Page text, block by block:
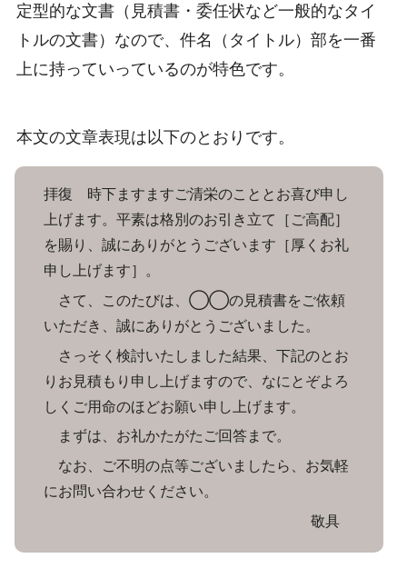
定型的な文書（見積書・委任状など一般的なタイ
トルの文書）なので、件名（タイトル）部を一番
上に持っていっているのが特色です。
本文の文章表現は以下のとおりです。
拝復 時下ますますご清栄のこととお喜び申し
上げます。平素は格別のお引き立て［ご高配］
を賜り、誠にありがとうございます［厚くお礼
申し上げます］。
さて、このたびは、◯◯の見積書をご依頼
いただき、誠にありがとうございました。
さっそく検討いたしました結果、下記のとお
りお見積もり申し上げますので、なにとぞよろ
しくご用命のほどお願い申し上げます。
まずは、お礼かたがたご回答まで。
なお、ご不明の点等ございましたら、お気軽
にお問い合わせください。
敬具